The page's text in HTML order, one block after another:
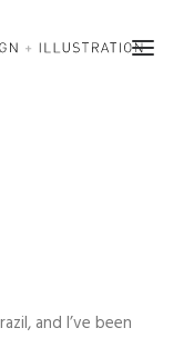
and I’ve been